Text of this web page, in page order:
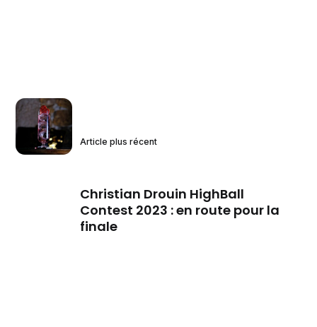
Article plus récent
Christian Drouin HighBall
Contest 2023 : en route pour la
finale